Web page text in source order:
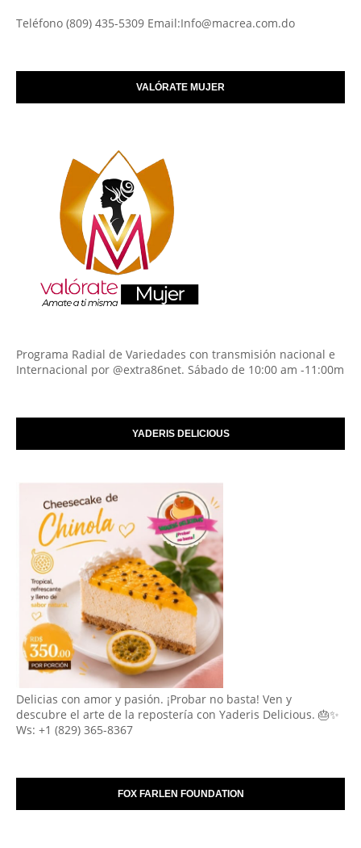
Teléfono (809) 435-5309 Email:Info@macrea.com.do
VALÓRATE MUJER
Programa Radial de Variedades con transmisión nacional e
Internacional por @extra86net. Sábado de 10:00 am -11:00m
YADERIS DELICIOUS
Delicias con amor y pasión. ¡Probar no basta! Ven y
descubre el arte de la repostería con Yaderis Delicious. 🎂✨
Ws: +1 (829) 365-8367
FOX FARLEN FOUNDATION